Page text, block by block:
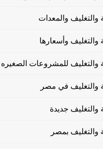
والتغليف والمعدات
والتغليف وأسعارها
والتغليف للمشروعات الصغيره
والتغليف في مصر
والتغليف جديدة
والتغليف بمصر